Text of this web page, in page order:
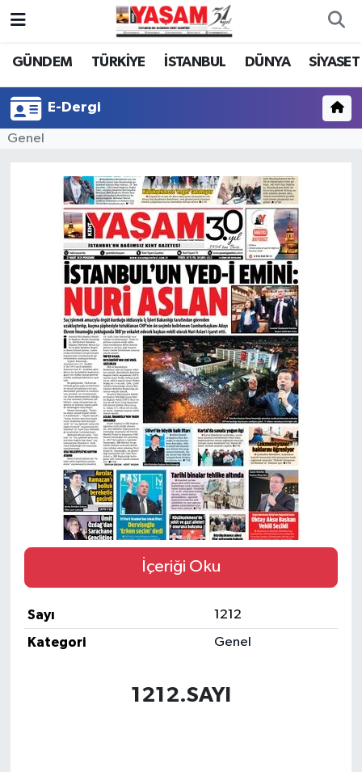
GÜNDEM TÜRKİYE İSTANBUL DÜNYA SİYASET
E-Dergi
Genel
İçeriği Oku
Sayı
1212
Kategori
Genel
1212.SAYI